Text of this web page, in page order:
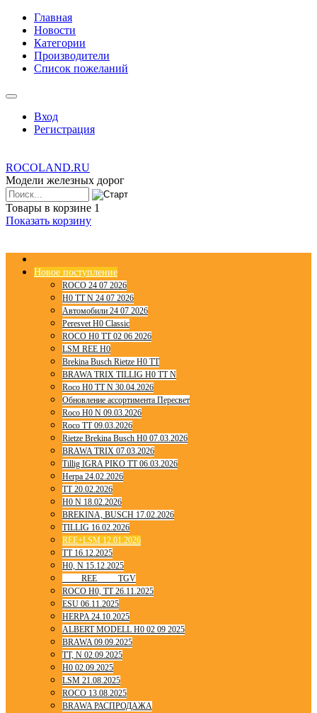
Главная
Новости
Категории
Производители
Список пожеланий
Вход
Регистрация
ROCOLAND.RU
Модели железных дорог
Товары в корзине 1
Показать корзину
Новое поступление
ROCO 24 07 2026
H0 TT N 24 07 2026
Автомобили 24 07 2026
Peresvet H0 Classic
ROCO H0 TT 02 06 2026
LSM REE H0
Brekina Busch Rietze H0 TT
BRAWA TRIX TILLIG H0 TT N
Roco H0 TT N 30.04.2026
Обновление ассортимента Пересвет
Roco H0 N 09.03.2026
Roco TT 09.03.2026
Rietze Brekina Busch H0 07.03.2026
BRAWA TRIX 07.03.2026
Tillig IGRA PIKO TT 06.03.2026
Herpa 24.02.2026
TT 20.02.2026
H0 N 18.02.2026
BREKINA, BUSCH 17.02.2026
TILLIG 16.02.2026
REE+LSM 12.01.2026
TT 16.12.2025
H0, N 15.12.2025
____ REE ____ TGV
ROCO H0, TT 26.11.2025
ESU 06.11.2025
HERPA 24.10.2025
ALBERT MODELL H0 02 09 2025
BRAWA 09.09.2025
TT, N 02.09.2025
H0 02.09.2025
LSM 21.08.2025
ROCO 13.08.2025
BRAWA РАСПРОДАЖА